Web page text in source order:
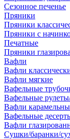
Сезонное печенье
Пряники
Пряники
Пряники с
Печатные
Пряники
Вафли
Вафли
Вафли мягкие
Вафельные
Вафельные
Вафли
Вафельные
Вафли
Сушки/баранки/